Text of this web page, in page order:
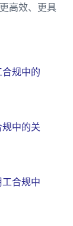
高效、更具
规中的
中的关
合规中